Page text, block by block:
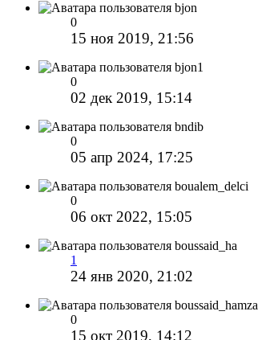
bjon
0
15 ноя 2019, 21:56
bjon1
0
02 дек 2019, 15:14
bndib
0
05 апр 2024, 17:25
boualem_delci
0
06 окт 2022, 15:05
boussaid_ha
1
24 янв 2020, 21:02
boussaid_hamza
0
15 окт 2019, 14:12